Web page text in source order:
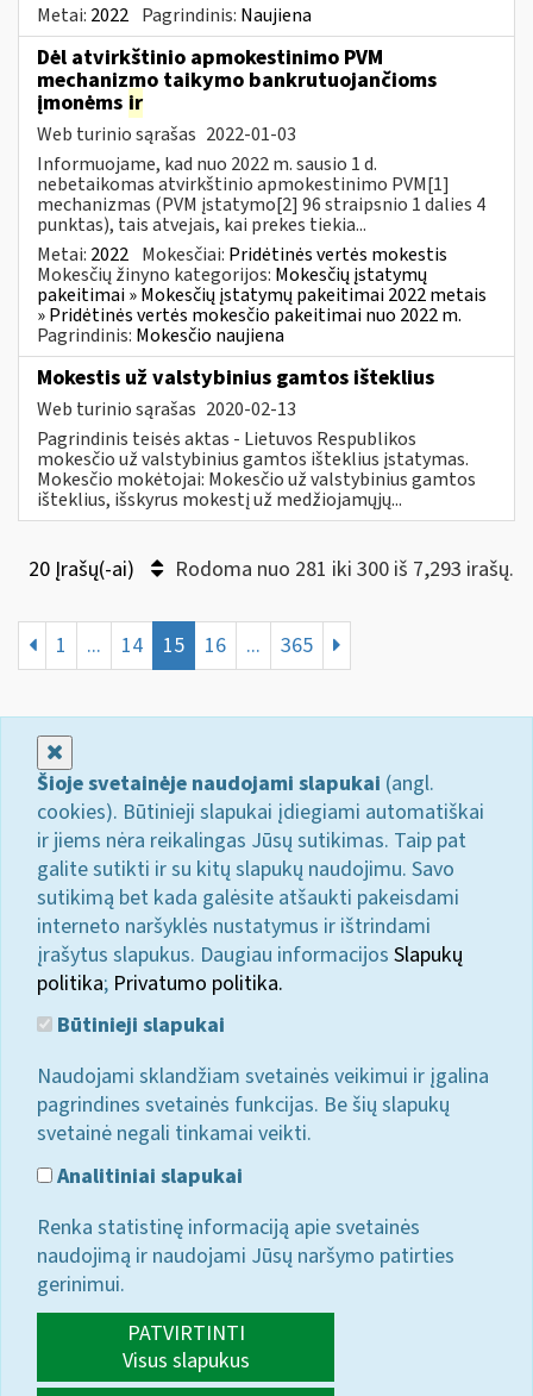
Metai: 2022 Pagrindinis: Naujiena
Dėl atvirkštinio apmokestinimo PVM
mechanizmo taikymo bankrutuojančioms
įmonėms ir
Web turinio sąrašas 2022-01-03
Informuojame, kad nuo 2022 m. sausio 1 d.
nebetaikomas atvirkštinio apmokestinimo PVM[1]
mechanizmas (PVM įstatymo[2] 96 straipsnio 1 dalies 4
punktas), tais atvejais, kai prekes tiekia...
Metai: 2022 Mokesčiai: Pridėtinės vertės mokestis
Mokesčių žinyno kategorijos: Mokesčių įstatymų
pakeitimai » Mokesčių įstatymų pakeitimai 2022 metais
» Pridėtinės vertės mokesčio pakeitimai nuo 2022 m.
Pagrindinis: Mokesčio naujiena
Mokestis už valstybinius gamtos išteklius
Web turinio sąrašas 2020-02-13
Pagrindinis teisės aktas - Lietuvos Respublikos
mokesčio už valstybinius gamtos išteklius įstatymas.
Mokesčio mokėtojai: Mokesčio už valstybinius gamtos
išteklius, išskyrus mokestį už medžiojamųjų...
20 Įrašų(-ai) Rodoma nuo 281 iki 300 iš 7,293 irašų.
1 ... 14 15 16 ... 365
Šioje svetainėje naudojami slapukai (angl.
cookies). Būtinieji slapukai įdiegiami automatiškai
ir jiems nėra reikalingas Jūsų sutikimas. Taip pat
galite sutikti ir su kitų slapukų naudojimu. Savo
sutikimą bet kada galėsite atšaukti pakeisdami
interneto naršyklės nustatymus ir ištrindami
įrašytus slapukus. Daugiau informacijos Slapukų
politika; Privatumo politika.
Būtinieji slapukai
Naudojami sklandžiam svetainės veikimui ir įgalina
pagrindines svetainės funkcijas. Be šių slapukų
svetainė negali tinkamai veikti.
Analitiniai slapukai
Renka statistinę informaciją apie svetainės
naudojimą ir naudojami Jūsų naršymo patirties
gerinimui.
PATVIRTINTI
Visus slapukus